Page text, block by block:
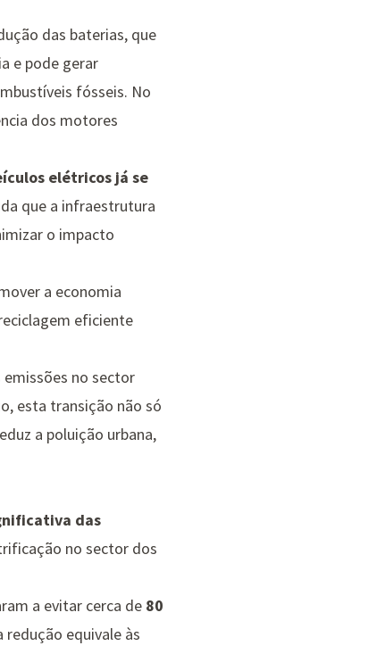
das baterias, que
e pode gerar
fósseis. No
dos motores
elétricos já se
que a infraestrutura
o impacto
a economia
eficiente
no sector
esta transição não só
a poluição urbana,
das
no sector dos
a evitar cerca de 80
redução equivale às